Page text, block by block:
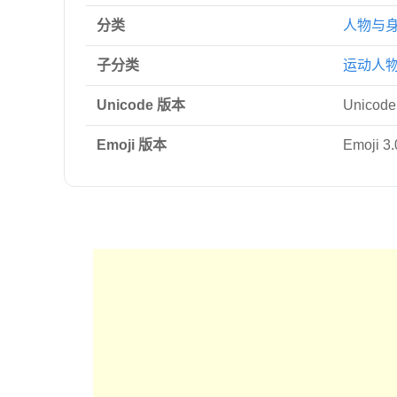
分类 人物与
子分类 运动人
Unicode 版本
Emoji 版本 Emoji